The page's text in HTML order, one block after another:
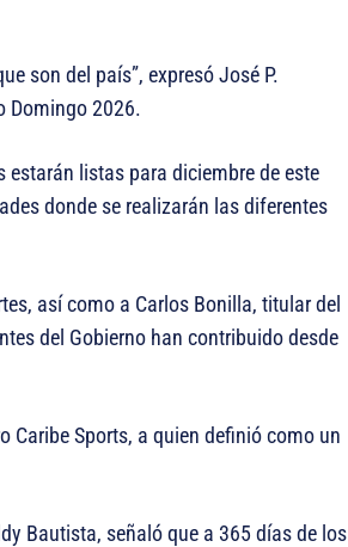
son del país”, expresó José P.
Domingo 2026.
listas para diciembre de este
donde se realizarán las diferentes
así como a Carlos Bonilla, titular del
del Gobierno han contribuido desde
Caribe Sports, a quien definió como un
Bautista, señaló que a 365 días de los